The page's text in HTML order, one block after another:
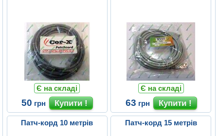
Є на складі
50 грн
Є на складі
63 грн
Патч-корд 10 метрів Патч-корд 15 метрів